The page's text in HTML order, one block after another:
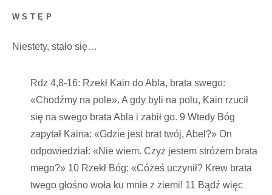
WSTĘP
Niestety, stało się…
Rdz 4,8-16: Rzekł Kain do Abla, brata swego:
«Chodźmy na pole». A gdy byli na polu, Kain rzucił
się na swego brata Abla i zabił go. 9 Wtedy Bóg
zapytał Kaina: «Gdzie jest brat twój, Abel?» On
odpowiedział: «Nie wiem. Czyż jestem stróżem brata
mego?» 10 Rzekł Bóg: «Cóżeś uczynił? Krew brata
twego głośno woła ku mnie z ziemi! 11 Bądź więc